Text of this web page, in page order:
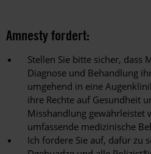
Amnesty fordert:
Stellen Sie bitte sicher, dass
Diagnose und Behandlung
umgehend in eine
ihre Rechte auf Gesundheit
Misshandlung gewährleistet
umfassende medizinische
Ich fordere Sie auf, dafür zu